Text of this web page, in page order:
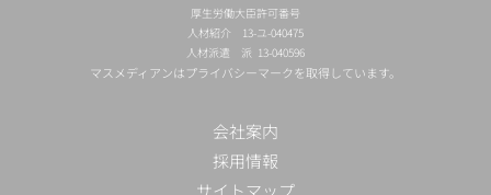
厚生労働大臣許可番号
人材紹介 13-ユ-040475
人材派遣 派 13-040596
マスメディアンはプライバシーマークを取得しています。
会社案内
採用情報
サイトマップ